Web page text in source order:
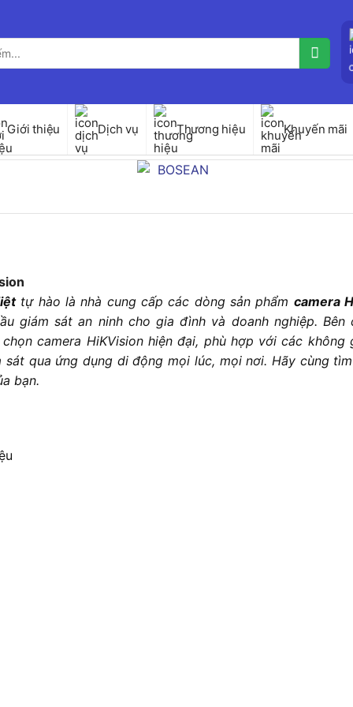
Giới thiệu Dịch vụ Thương hiệu Khuyến mãi
tự hào là nhà cung cấp các dòng sản phẩm camera
giám sát an ninh cho gia đình và doanh nghiệp.
camera HiKVision hiện đại, phù hợp với các
sát qua ứng dụng di động mọi lúc, mọi nơi. Hãy cùng
bạn.